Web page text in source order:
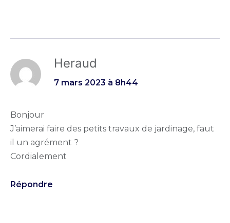
Heraud
7 mars 2023 à 8h44
Bonjour
J’aimerai faire des petits travaux de jardinage, faut
il un agrément ?
Cordialement
Répondre